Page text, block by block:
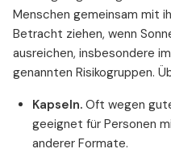
Menschen gemeinsam mit
Betracht ziehen, wenn
ausreichen, insbesondere
genannten Risikogruppen.
Kapseln. Oft wegen
geeignet für Personen
anderer Formate.